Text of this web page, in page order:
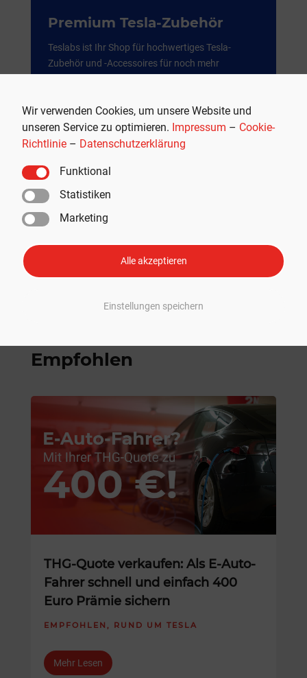
Wir verwenden Cookies, um unsere Website und
unseren Service zu optimieren. Impressum – Cookie-
Richtlinie – Datenschutzerklärung
Funktional
Statistiken
Marketing
Alle akzeptieren
Einstellungen speichern
Premium Tesla-Zubehör
Teslabs ist Ihr Shop für hochwertiges Tesla-
Zubehör und -Accessoires für noch mehr
Weil es mehr als nur ein Auto ist.
JETZT SHOPPEN
Werbung
Empfohlen
THG-Quote verkaufen: Als E-Auto-
Fahrer schnell und einfach 400
Euro Prämie sichern
EMPFOHLEN , RUND UM TESLA
Mehr Lesen